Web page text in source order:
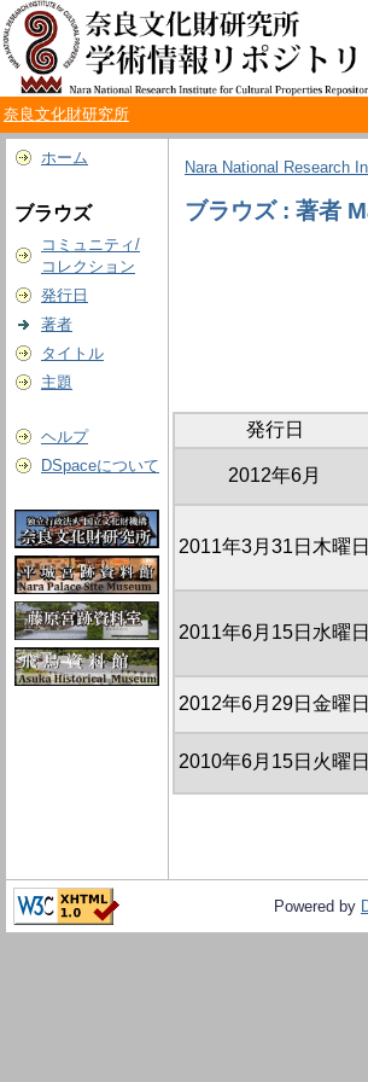
奈良文化財研究所
ホーム
ブラウズ
コミュニティ/
コレクション
発行日
著者
タイトル
主題
ヘルプ
DSpaceについて
Nara National Research
ブラウズ : 著者
発行日
2012年6月
2011年3月31日木曜日
2011年6月15日水曜日
2012年6月29日金曜日
2010年6月15日火曜日
Powered by